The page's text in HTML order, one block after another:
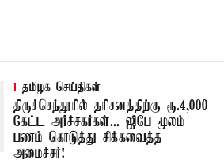
தமிழக செய்திகள்
திருச்செந்தூரில் தரிசனத்திற்கு ரூ.4,000
கேட்ட அர்ச்சகர்கள்... ஜிபே மூலம்
பணம் கொடுத்து சிக்கவைத்த
அமைச்சர்!